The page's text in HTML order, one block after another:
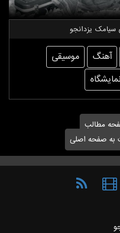
یزدانجو
آهنگ
موسیقی
مطالب
به صفحه اصلی